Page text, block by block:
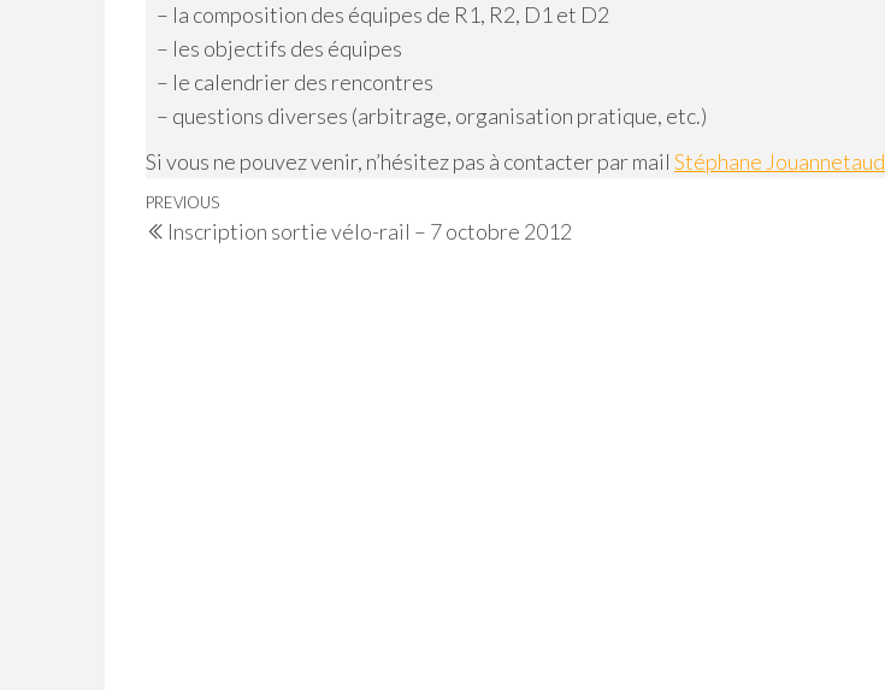
– la composition des équipes de R1, R2, D1 et D2
– les objectifs des équipes
– le calendrier des rencontres
– questions diverses (arbitrage, organisation pratique, etc.)
Si vous ne pouvez venir, n’hésitez pas à contacter par mail Stéphane Jouannetaud
Navigation
de
Previous
Post
PREVIOUS
Inscription sortie vélo-rail – 7 octobre 2012